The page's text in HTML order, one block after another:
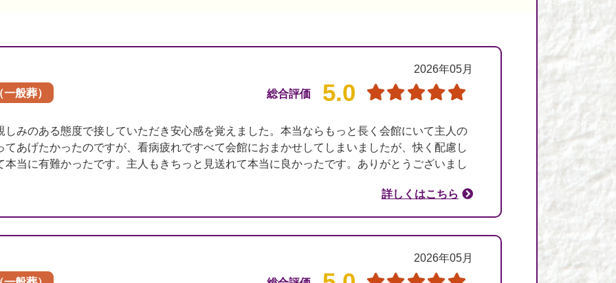
2026年05月
般葬） 総合評価 5.0
しみのある態度で接していただき安心感を覚えました。本当ならもっと長く会館にいて主人の
てあげたかったのですが、看病疲れですべて会館におまかせしてしまいましたが、快く配慮し
本当に有難かったです。主人もきちっと見送れて本当に良かったです。ありがとうございまし
詳しくはこちら
2026年05月